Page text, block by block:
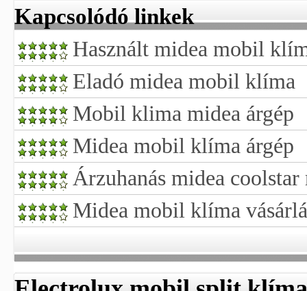
Kapcsolódó linkek
Használt midea mobil
Eladó midea mobil klíma
Mobil klima midea árgép
Midea mobil klíma árgép
Árzuhanás midea
Midea mobil klíma